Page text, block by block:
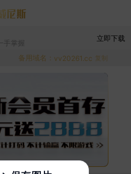
手掌握
立即下载
备用域名： vv20261.cc 复制